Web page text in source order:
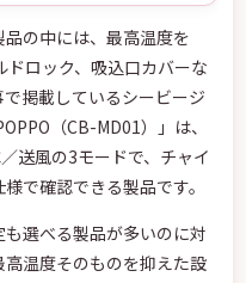
の中には、最高温度を
ロック、吸込口カバーな
掲載しているシービージ
（CB-MD01）」は、
送風の3モードで、チャイ
で確認できる製品です。
選べる製品が多いのに対
温度そのものを抑えた設